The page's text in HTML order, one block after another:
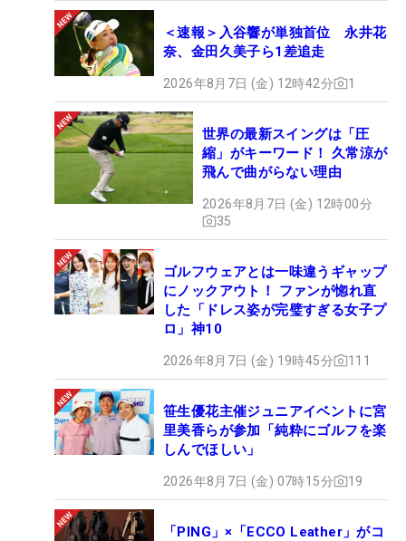
＜速報＞入谷響が単独首位 永井花
奈、金田久美子ら1差追走
2026年8月7日 (金) 12時42分 1
世界の最新スイングは「圧
縮」がキーワード！ 久常涼が
飛んで曲がらない理由
2026年8月7日 (金) 12時00分
35
ゴルフウェアとは一味違うギャップ
にノックアウト！ ファンが惚れ直
した「ドレス姿が完璧すぎる女子プ
ロ」神10
2026年8月7日 (金) 19時45分 111
笹生優花主催ジュニアイベントに宮
里美香らが参加「純粋にゴルフを楽
しんでほしい」
2026年8月7日 (金) 07時15分 19
「PING」×「ECCO Leather」がコ